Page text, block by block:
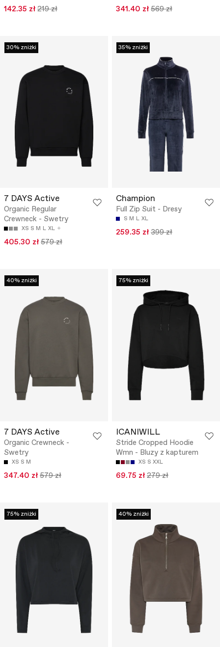
142.35 zł 219 zł 341.40 zł 569 zł
30% zniżki
7 DAYS Active
Organic Regular
Crewneck - Swetry
XS S M L XL
405.30 zł 579 zł
35% zniżki
Champion
Full Zip Suit - Dresy
S M L XL
259.35 zł 399 zł
40% zniżki
7 DAYS Active
Organic Crewneck -
Swetry
XS S M
347.40 zł 579 zł
75% zniżki
ICANIWILL
Stride Cropped Hoodie
Wmn - Bluzy z kapturem
XS S XXL
69.75 zł 279 zł
75% zniżki 40% zniżki